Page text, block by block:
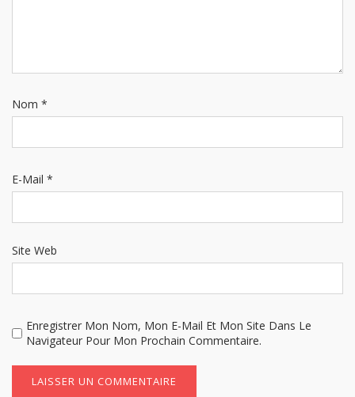
Nom *
E-Mail *
Site Web
Enregistrer Mon Nom, Mon E-Mail Et Mon Site Dans Le
Navigateur Pour Mon Prochain Commentaire.